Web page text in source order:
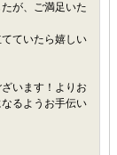
が、ご満足いた
ていたら嬉しい
います！よりお
るようお手伝い